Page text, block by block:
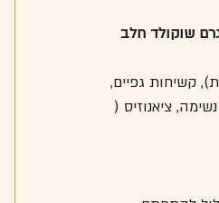
קשיחות גפיים,
ציאנוזיס (